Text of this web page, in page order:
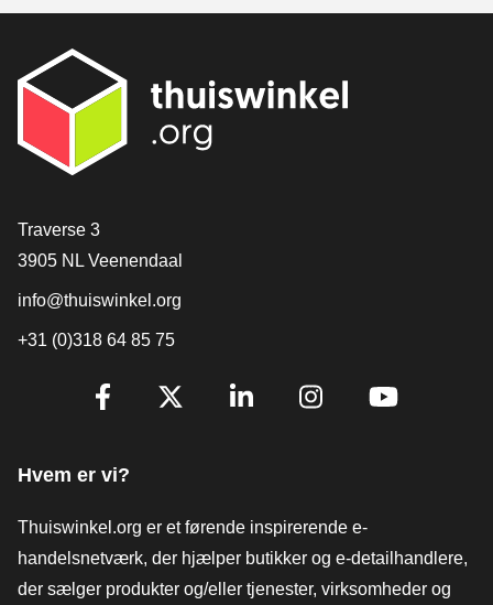
[_General:Contact]
Traverse 3
3905 NL Veenendaal
info@thuiswinkel.org
+31 (0)318 64 85 75
[_General:SocialMediaTitle]
Hvem er vi?
Thuiswinkel.org er et førende inspirerende e-
handelsnetværk, der hjælper butikker og e-detailhandlere,
der sælger produkter og/eller tjenester, virksomheder og